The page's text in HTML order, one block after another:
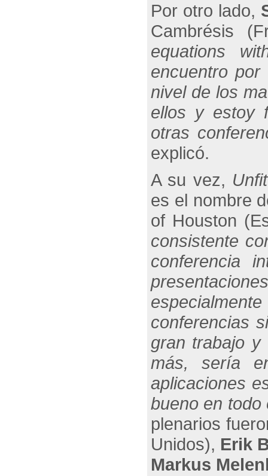
Por otro lado,
Cambrésis
equations
encuentro
nivel de los
ellos y estoy
otras
explicó.
A su vez,
es el nombre
of Houston
consistente
conferencia
conferencias
gran trabajo y
más, sería
aplicaciones
bueno en todo
plenarios
Unidos), Erik
Markus